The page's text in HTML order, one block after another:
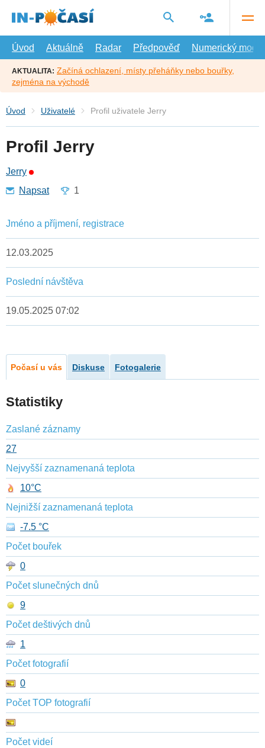
hlavní
Úvod
Aktuálně Radar Předpověď Numerický model
AKTUALITA: Začíná ochlazení, místy přeháňky nebo bouřky,
zejména na východě
Úvod Uživatelé Profil uživatele Jerry
Profil Jerry
Jerry
Napsat
1
Jméno a příjmení, registrace
12.03.2025
Poslední návštěva
19.05.2025 07:02
Počasí u vás Diskuse Fotogalerie
Statistiky
Zaslané záznamy
27
Nejvyšší zaznamenaná teplota
10°C
Nejnižší zaznamenaná teplota
-7.5 °C
Počet bouřek
0
Počet slunečných dnů
9
Počet deštivých dnů
1
Počet fotografií
0
Počet TOP fotografií
Počet videí